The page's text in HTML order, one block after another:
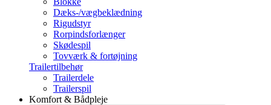
Dæks-/vægbeklædning
Rigudstyr
Rorpindsforlænger
Skødespil
Tovværk & fortøjning
Trailertilbehør
Trailerdele
Trailerspil
Komfort & Bådpleje